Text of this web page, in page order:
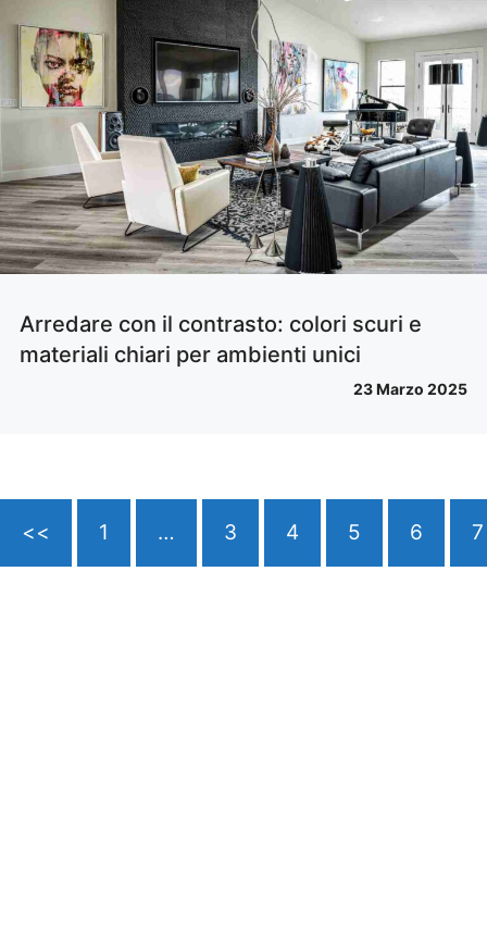
Arredare con il contrasto: colori scuri e
materiali chiari per ambienti unici
23 Marzo 2025
<< 1 … 3 4 5 6 7